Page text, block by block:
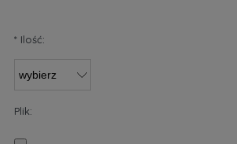
* Ilość:
Plik: